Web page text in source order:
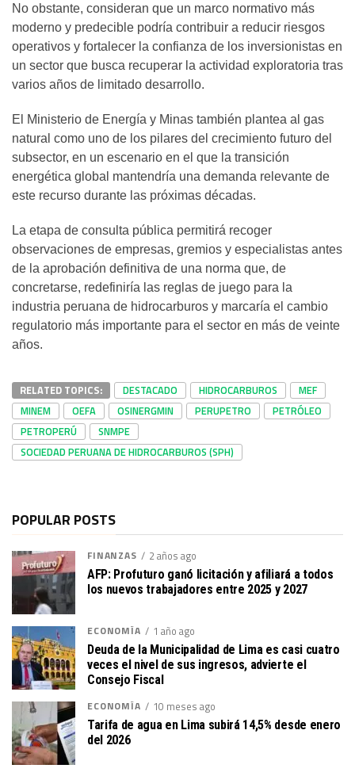
No obstante, consideran que un marco normativo más
moderno y predecible podría contribuir a reducir riesgos
operativos y fortalecer la confianza de los inversionistas en
un sector que busca recuperar la actividad exploratoria tras
varios años de limitado desarrollo.
El Ministerio de Energía y Minas también plantea al gas
natural como uno de los pilares del crecimiento futuro del
subsector, en un escenario en el que la transición
energética global mantendría una demanda relevante de
este recurso durante las próximas décadas.
La etapa de consulta pública permitirá recoger
observaciones de empresas, gremios y especialistas antes
de la aprobación definitiva de una norma que, de
concretarse, redefiniría las reglas de juego para la
industria peruana de hidrocarburos y marcaría el cambio
regulatorio más importante para el sector en más de veinte
años.
RELATED TOPICS: DESTACADO HIDROCARBUROS
MEF
MINEM
OEFA OSINERGMIN PERUPETRO
PETRÓLEO
PETROPERÚ
SNMPE
SOCIEDAD PERUANA DE HIDROCARBUROS (SPH)
POPULAR POSTS
FINANZAS 2 años ago
AFP: Profuturo ganó licitación y afiliará a todos
los nuevos trabajadores entre 2025 y 2027
ECONOMÍA 1 año ago
Deuda de la Municipalidad de Lima es casi cuatro
veces el nivel de sus ingresos, advierte el
Consejo Fiscal
ECONOMÍA
10 meses ago
Tarifa de agua en Lima subirá 14,5% desde enero
del 2026